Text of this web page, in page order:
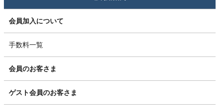
会員加入について
手数料一覧
会員のお客さま
ゲスト会員のお客さま